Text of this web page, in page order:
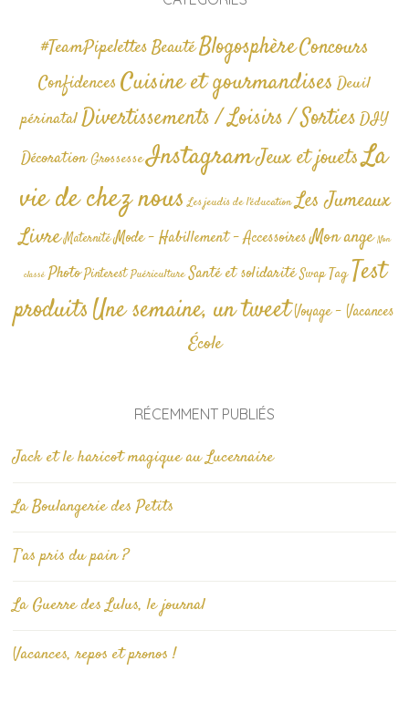
#TeamPipelettesBeautéBlogosphèreConcours
Confidences Cuisine et gourmandises Deuil
périnatalDivertissements / Loisirs / SortiesDIY
Décoration GrossesseInstagramJeux et jouetsLa
vie de chez nous Les jeudis de l'éducation Les Jumeaux
Livre Maternité Mode - Habillement - AccessoiresMon ange Non
classé Photo Pinterest Puériculture Santé et solidarité Swap TagTest
produitsUne semaine, un tweetVoyage - Vacances
École
RÉCEMMENT PUBLIÉS
Jack et le haricot magique au Lucernaire
La Boulangerie des Petits
T’as pris du pain ?
La Guerre des Lulus, le journal
Vacances, repos et pronos !